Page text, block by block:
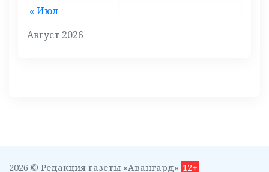
Август 2026
« Июл
2026 © Редакция газеты «Авангард» 12+